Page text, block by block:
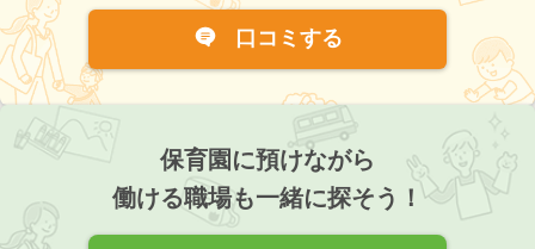
口コミする
保育園に預けながら
働ける職場も一緒に探そう！